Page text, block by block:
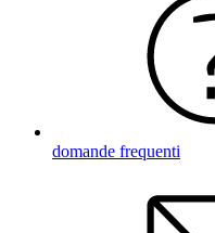
domande frequenti